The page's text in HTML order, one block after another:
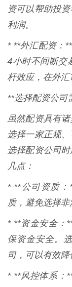
资可以帮助投
利润。
* **外汇配资：
4小时不间断交
杆效应，在外汇
**选择配资公司
虽然配资具有诸
选择一家正规
选择配资公司
几点：
* **公司资质
质，避免选择非
* **资金安全：
保资金安全。
司，可以有效降
* **风控体系：